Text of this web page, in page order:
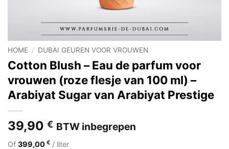
HOME / DUBAI GEUREN VOOR VROUWEN
Cotton Blush – Eau de parfum voor
vrouwen (roze flesje van 100 ml) –
Arabiyat Sugar van Arabiyat Prestige
39,90 € BTW inbegrepen
Of 399,00 € / liter